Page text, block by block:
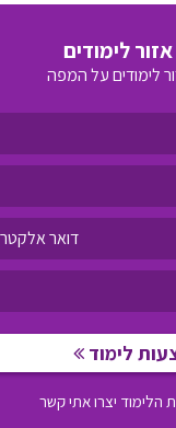
לימודים
לימודים על המפה
לימוד
הלימוד יצרו אתי קשר